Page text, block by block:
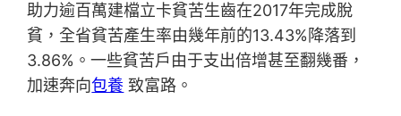
助力逾百萬建檔立卡貧苦生齒在2017年完成脫
貧，全省貧苦產生率由幾年前的13.43%降落到
3.86%。一些貧苦戶由于支出倍增甚至翻幾番，
加速奔向包養 致富路。